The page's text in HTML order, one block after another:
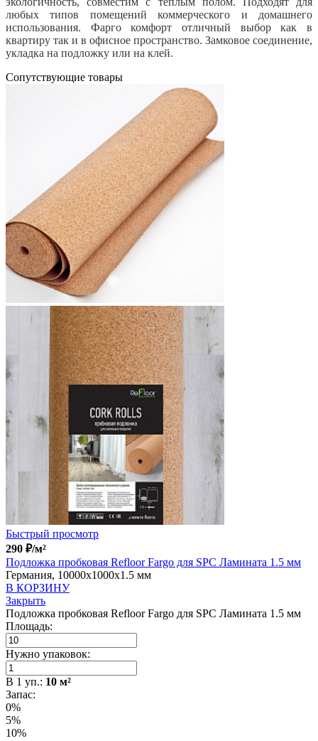
любых типов помещений коммерческого и домашнего
использования. Фарго комфорт отличный выбор как в
квартиру так и в офисное пространство. Замковое соединение,
укладка на подложку или на клей.
Cопутствующие товары
Быстрый просмотр
290 ₽/м²
Подложка пробковая Refloor Fargo для SPC Ламината 1.5 мм
Германия, 10000x1000x1.5 мм
В КОРЗИНУ
Закрыть
Подложка пробковая Refloor Fargo для SPC Ламината 1.5 мм
Площадь:
Нужно упаковок:
В 1 уп.: 10 м²
Запас:
0%
5%
10%